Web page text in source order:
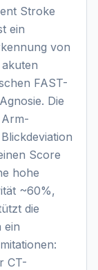
Stroke
ein
von
FAST-
Die
Score
hohe
~60%,
die
ein
CT-